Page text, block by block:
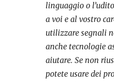
linguaggio o
a voi e al vostro
utilizzare segnali
anche tecnologie
aiutare. Se non
potete usare dei